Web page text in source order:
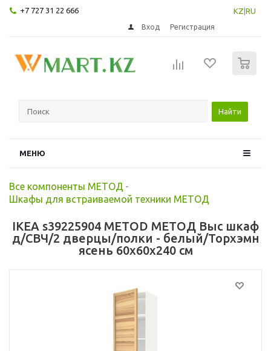
+7 727 31 22 666 KZ RU
Вход Регистрация
Найти
МЕНЮ
Все компоненты МЕТОД -
Шкафы для встраиваемой техники МЕТОД
IKEA s39225904 METOD МЕТОД Выс шкаф
д/СВЧ/2 дверцы/полки - белый/Торхэмн
ясень 60x60x240 см